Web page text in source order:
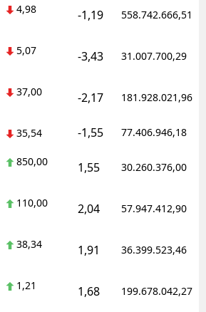
4,98 -1,19 558.742.666,51
5,07 -3,43 31.007.700,29
37,00 -2,17 181.928.021,96
35,54 -1,55 77.406.946,18
850,00 1,55 30.260.376,00
110,00 2,04 57.947.412,90
38,34 1,91 36.399.523,46
1,21 1,68 199.678.042,27